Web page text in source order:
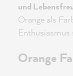
und
Orange als
Enthusiasmus
Orange